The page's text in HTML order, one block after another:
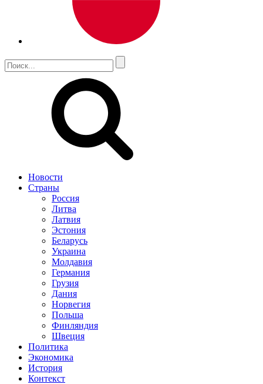
Новости
Страны
Россия
Литва
Латвия
Эстония
Беларусь
Украина
Молдавия
Германия
Грузия
Дания
Норвегия
Польша
Финляндия
Швеция
Политика
Экономика
История
Контекст